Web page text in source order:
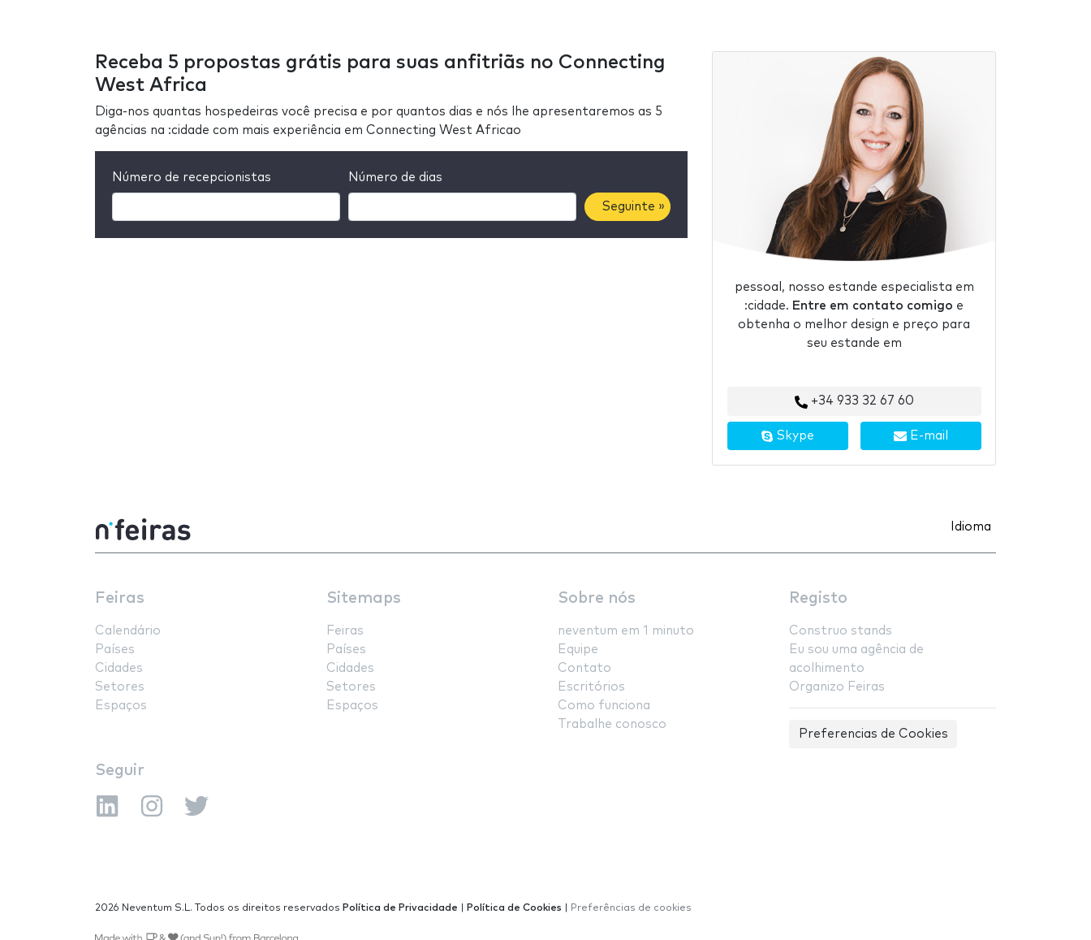
Receba 5 propostas grátis para suas anfitriãs no Connecting
West Africa
Diga-nos quantas hospedeiras você precisa e por quantos dias e nós lhe apresentaremos as 5
agências na :cidade com mais experiência em Connecting West Africao
Número de recepcionistas Número de dias
Seguinte »
pessoal, nosso estande especialista em
:cidade. Entre em contato comigo e
obtenha o melhor design e preço para
seu estande em
+34 933 32 67 60
Skype E-mail
Idioma
Feiras
Calendário
Países
Cidades
Setores
Espaços
Sitemaps
Feiras
Países
Cidades
Setores
Espaços
Sobre nós
neventum em 1 minuto
Equipe
Contato
Escritórios
Como funciona
Trabalhe conosco
Registo
Construo stands
Eu sou uma agência de
acolhimento
Organizo Feiras
Preferencias de Cookies
Seguir
2026 Neventum S.L. Todos os direitos reservados Política de Privacidade Política de Cookies Preferências de cookies